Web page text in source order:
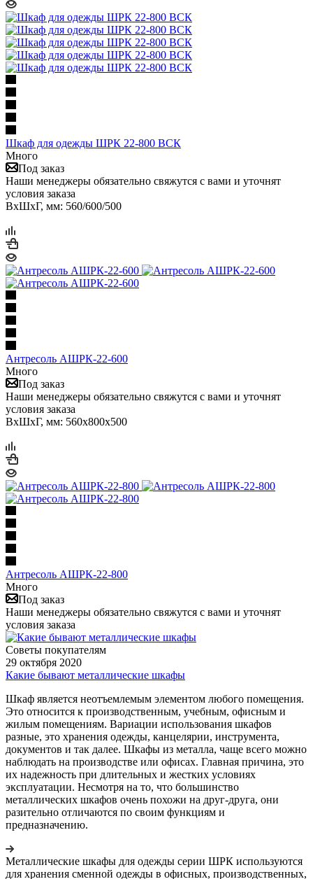
Шкаф для одежды ШРК 22-800 ВСК
Много
Под заказ
Наши менеджеры обязательно свяжутся с вами и уточнят
условия заказа
ВхШхГ, мм: 560/600/500
Антресоль АШРК-22-600
Много
Под заказ
Наши менеджеры обязательно свяжутся с вами и уточнят
условия заказа
ВхШхГ, мм: 560х800х500
Антресоль АШРК-22-800
Много
Под заказ
Наши менеджеры обязательно свяжутся с вами и уточнят
условия заказа
Советы покупателям
29 октября 2020
Какие бывают металлические шкафы
Шкаф является неотъемлемым элементом любого помещения.
Это относится к производственным, учебным, офисным и
жилым помещениям. Вариации использования шкафов
разные, это хранения одежды, канцелярии, инструмента,
документов и так далее. Шкафы из металла, чаще всего можно
наблюдать на производстве или офисах. Главная причина, это
их надежность при длительных и жестких условиях
эксплуатации. Несмотря на то, что большинство
металлических шкафов очень похожи на друг-друга, они
разительно отличаются по своим функциям и
предназначению.
Металлические шкафы для одежды серии ШРК используются
для хранения сменной одежды в офисных, производственных,